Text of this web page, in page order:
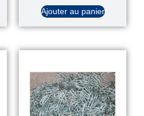
Ajouter au panier